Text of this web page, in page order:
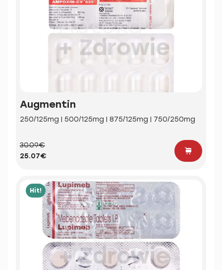
Augmentin
250/125mg | 500/125mg | 875/125mg | 750/250mg
30.09€
25.07€
Hit!